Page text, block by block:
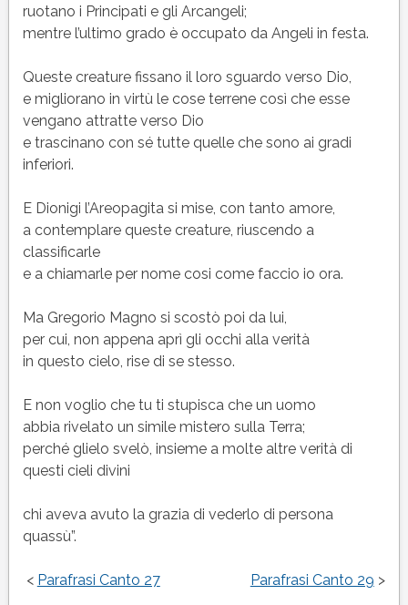
ruotano i Principati e gli Arcangeli;
mentre l’ultimo grado è occupato da Angeli in festa.
Queste creature fissano il loro sguardo verso Dio,
e migliorano in virtù le cose terrene così che esse
vengano attratte verso Dio
e trascinano con sé tutte quelle che sono ai gradi
inferiori.
E Dionigi l’Areopagita si mise, con tanto amore,
a contemplare queste creature, riuscendo a
classificarle
e a chiamarle per nome cosi come faccio io ora.
Ma Gregorio Magno si scostò poi da lui,
per cui, non appena aprì gli occhi alla verità
in questo cielo, rise di se stesso.
E non voglio che tu ti stupisca che un uomo
abbia rivelato un simile mistero sulla Terra;
perché glielo svelò, insieme a molte altre verità di
questi cieli divini
chi aveva avuto la grazia di vederlo di persona
quassù”.
< Parafrasi Canto 27 Parafrasi Canto 29 >